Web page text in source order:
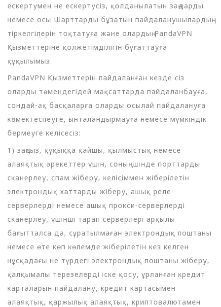
ескертумен не ескертусіз, қолданылатын заңдарды
немесе осы Шарттарды бұзатын пайдаланушылардың
тіркелгілерін тоқтатуға және олардың PandaVPN
Қызметтеріне қолжетімділігін бұғаттауға
құқылымыз.
PandaVPN Қызметтерін пайдаланған кезде сіз
оларды төмендегідей мақсаттарда пайдаланбауға,
сондай-ақ басқаларға оларды осылай пайдалануға
көмектеспеуге, ынталандырмауға немесе мүмкіндік
бермеуге келісесіз:
1) заңсыз, құқыққа қайшы, қылмыстық немесе
алаяқтық әрекеттер үшін, соның ішінде порттарды
сканерлеу, спам жіберу, келісіммен жіберілетін
электрондық хаттарды жіберу, ашық реле-
серверлерді немесе ашық прокси-серверлерді
сканерлеу, үшінші тарап серверлері арқылы
бағытталса да, сұратылмаған электрондық поштаны
немесе өте көп көлемде жіберілетін кез келген
нұсқадағы не түрдегі электрондық поштаны жіберу,
қалқымалы терезелерді іске қосу, ұрланған кредит
карталарын пайдалану, кредит картасымен
алаяқтық, қаржылық алаяқтық, криптовалютамен